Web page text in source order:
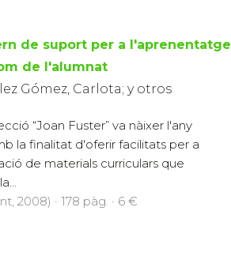
de suport per a l'aprenentatge
de l'alumnat
Gómez, Carlota; y otros
“Joan Fuster” va nàixer l'any
la finalitat d'oferir facilitats per a
de materials curriculars que
2008) · 178 pàg. · 6 €